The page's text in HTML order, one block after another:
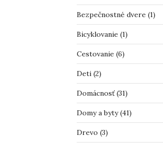
Bezpečnostné dvere (1)
Bicyklovanie (1)
Cestovanie (6)
Deti(2)
Domácnosť(31)
Domy a byty(41)
Drevo (3)